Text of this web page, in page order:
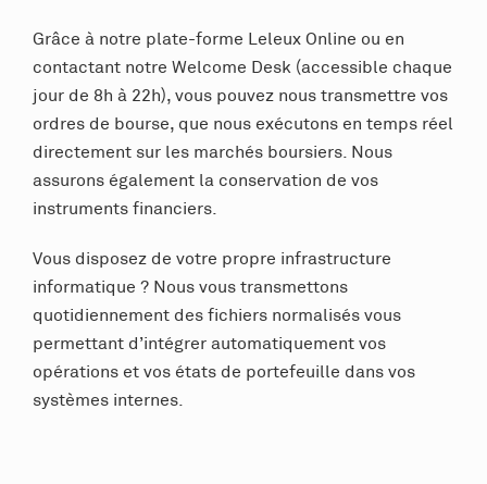
Grâce à notre plate-forme Leleux Online ou en
contactant notre Welcome Desk (accessible chaque
jour de 8h à 22h), vous pouvez nous transmettre vos
ordres de bourse, que nous exécutons en temps réel
directement sur les marchés boursiers. Nous
assurons également la conservation de vos
instruments financiers.
Vous disposez de votre propre infrastructure
informatique ? Nous vous transmettons
quotidiennement des fichiers normalisés vous
permettant d’intégrer automatiquement vos
opérations et vos états de portefeuille dans vos
systèmes internes.